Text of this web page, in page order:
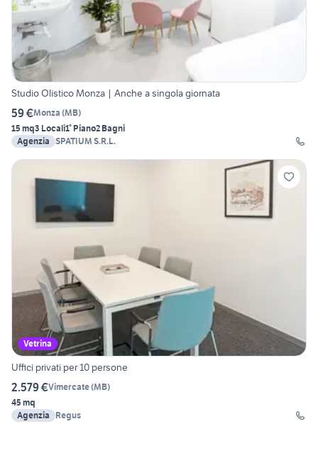
Studio Olistico Monza | Anche a singola giornata
59 €Monza (MB)
15 mq3 Locali1° Piano2 Bagni
Agenzia SPATIUM S.R.L.
Vetrina
Uffici privati per 10 persone
2.579 €Vimercate(MB)
45 mq
Agenzia
Regus